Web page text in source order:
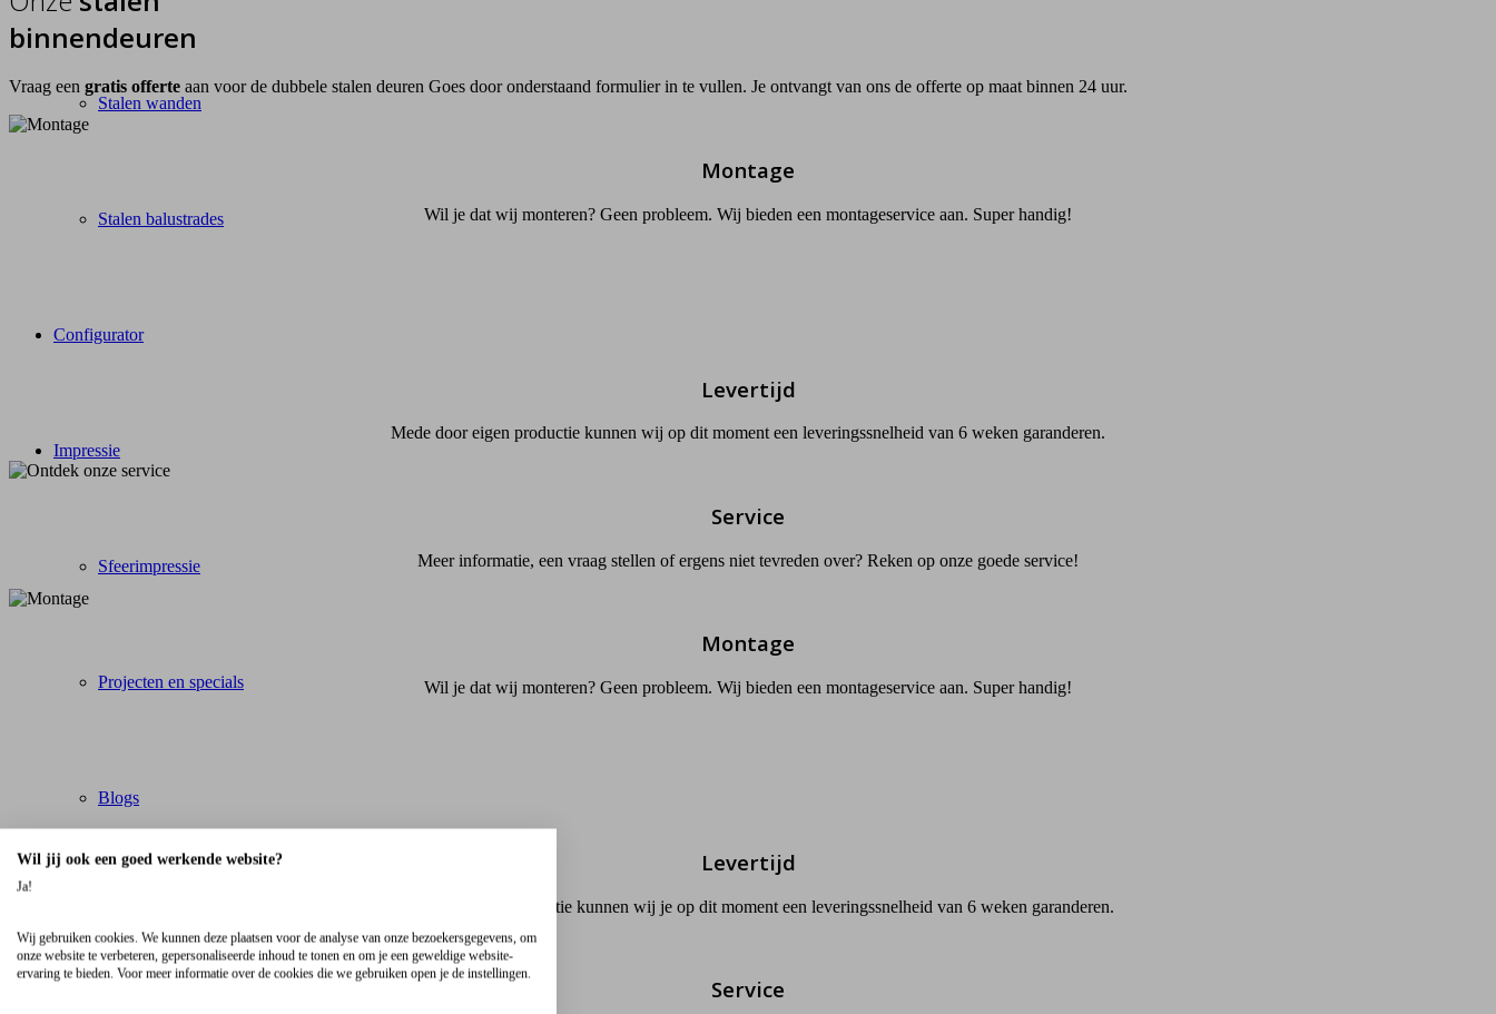
Stalen wanden
Stalen balustrades
Configurator
Impressie
Sfeerimpressie
Projecten en specials
Blogs
binnendeuren
Vraag een gratis offerte aan voor de dubbele stalen deuren Goes door onderstaand formulier in te vullen. Je ontvangt van ons de offerte op maat binnen 24 uur.
Montage
Wil je dat wij monteren? Geen probleem. Wij bieden een montageservice aan. Super handig!
Levertijd
Mede door eigen productie kunnen wij op dit moment een leveringssnelheid van 6 weken garanderen.
Service
Meer informatie, een vraag stellen of ergens niet tevreden over? Reken op onze goede service!
Montage
Wil je dat wij monteren? Geen probleem. Wij bieden een montageservice aan. Super handig!
Levertijd
Mede door eigen productie kunnen wij je op dit moment een leveringssnelheid van 6 weken garanderen.
Service
Wil jij ook een goed werkende website?
Ja!
Wij gebruiken cookies. We kunnen deze plaatsen voor de analyse van onze bezoekersgegevens, om
onze website te verbeteren, gepersonaliseerde inhoud te tonen en om je een geweldige website-
ervaring te bieden. Voor meer informatie over de cookies die we gebruiken open je de instellingen.